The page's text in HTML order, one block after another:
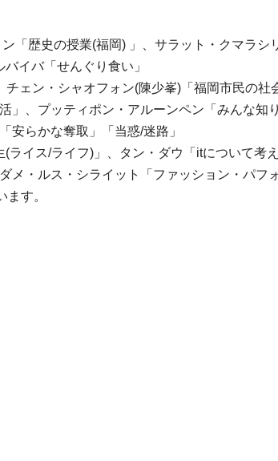
歴史の授業(福岡) 」、サラット・クマラシ
イバ「せんぐり食い」
ェン・シャオフォン(陳少峯)「福岡市民の
」、プッティポン・アルーンペン「みんな
安らかな奪取」「当惑/迷路」
ライス/ライフ)」、タン・ダウ「itについて
メ・ルス・シライット「ファッション・パフ
す。